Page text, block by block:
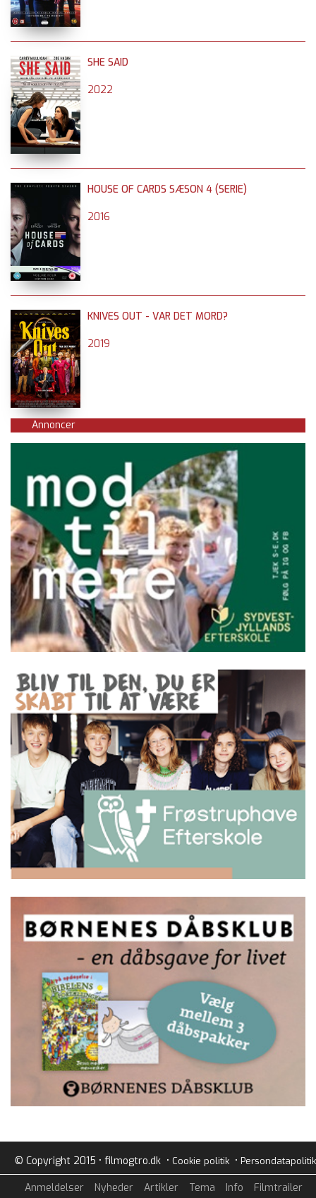
SHE SAID
2022
HOUSE OF CARDS SÆSON 4 (SERIE)
2016
KNIVES OUT - VAR DET MORD?
2019
Annoncer
© Copyright 2015 • filmogtro.dk • Cookie politik• Persondatapolitik
Anmeldelser Nyheder Artikler Tema Info Filmtrailer